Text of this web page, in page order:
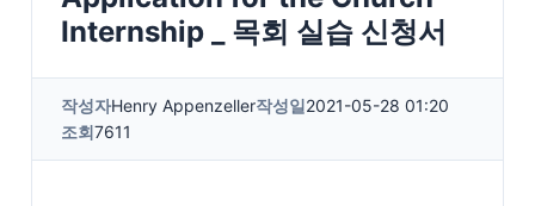
Internship _ 목회 실습 신청서
작성자Henry Appenzeller작성일2021-05-28 01:20
조회7611